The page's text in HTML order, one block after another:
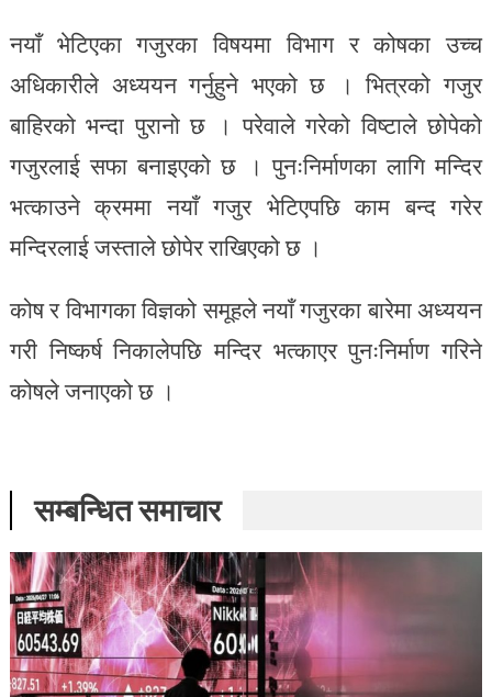
नयाँ भेटिएका गजुरका विषयमा विभाग र कोषका उच्च
अधिकारीले अध्ययन गर्नुहुने भएको छ । भित्रको गजुर
बाहिरको भन्दा पुरानो छ । परेवाले गरेको विष्टाले छोपेको
गजुरलाई सफा बनाइएको छ । पुनःनिर्माणका लागि मन्दिर
भत्काउने क्रममा नयाँ गजुर भेटिएपछि काम बन्द गरेर
मन्दिरलाई जस्ताले छोपेर राखिएको छ ।
कोष र विभागका विज्ञको समूहले नयाँ गजुरका बारेमा अध्ययन
गरी निष्कर्ष निकालेपछि मन्दिर भत्काएर पुनःनिर्माण गरिने
कोषले जनाएको छ ।
सम्बन्धित समाचार